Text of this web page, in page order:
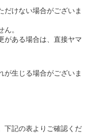
だけない場合がございま
。
がある場合は、直接ヤマ
が生じる場合がございま
下記の表よりご確認くだ